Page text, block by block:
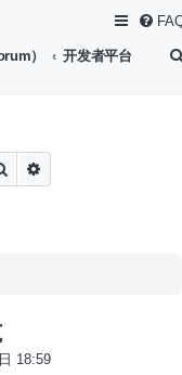
） 开发者平台
Search
18:59